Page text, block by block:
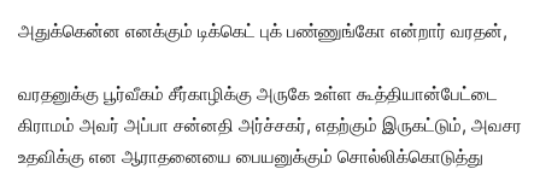
அதுக்கென்ன எனக்கும் டிக்கெட் புக் பண்ணுங்கோ என்றார் வரதன்,
வரதனுக்கு பூர்வீகம் சீர்காழிக்கு அருகே உள்ள கூத்தியான்பேட்டை
கிராமம் அவர் அப்பா சன்னதி அர்ச்சகர், எதற்கும் இருகட்டும், அவசர
உதவிக்கு என ஆராதனையை பையனுக்கும் சொல்லிக்கொடுத்து